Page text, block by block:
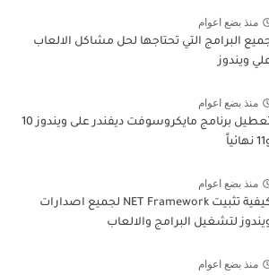
منذ بضع اعوام
البرامج التي تحتاجها لحل مشاكل الالعاب
ويندوز
منذ بضع اعوام
تعطيل برنامج مايكروسوفت ديفندر على ويندوز 10
منذ بضع اعوام
كيفية تثبيت NET Framework لجميع اصدارات
لتشغيل البرامج والالعاب
منذ بضع اعوام